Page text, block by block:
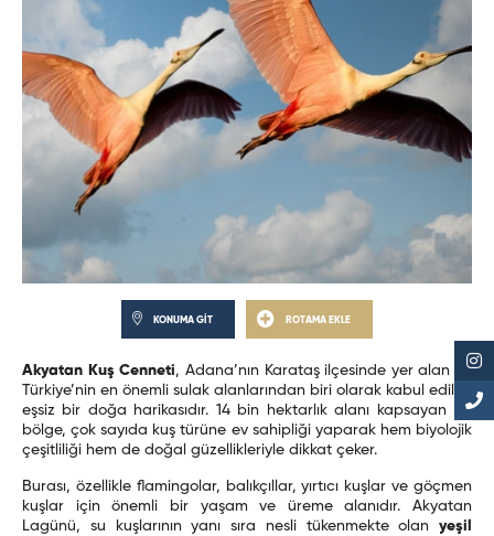
KONUMA GİT ROTAMA EKLE
Akyatan Kuş Cenneti, Adana’nın Karataş ilçesinde yer alan ve
Türkiye’nin en önemli sulak alanlarından biri olarak kabul edilen
eşsiz bir doğa harikasıdır. 14 bin hektarlık alanı kapsayan bu
bölge, çok sayıda kuş türüne ev sahipliği yaparak hem biyolojik
çeşitliliği hem de doğal güzellikleriyle dikkat çeker.
Burası, özellikle flamingolar, balıkçıllar, yırtıcı kuşlar ve göçmen
kuşlar için önemli bir yaşam ve üreme alanıdır. Akyatan
Lagünü, su kuşlarının yanı sıra nesli tükenmekte olan yeşil